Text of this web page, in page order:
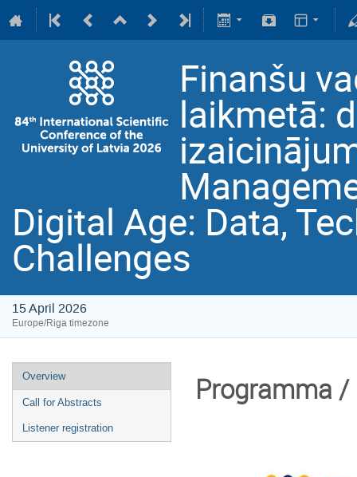
Finanšu
laikmetā:
Digital Age: Data,
Challenges
15 April 2026
Europe/Riga timezone
Overview
Call for Abstracts
Listener registration
Programma